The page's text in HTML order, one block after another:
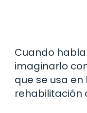
Cuando
imaginarlo
que se usa
rehabilitación